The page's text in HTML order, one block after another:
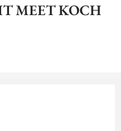
MEET KOCH